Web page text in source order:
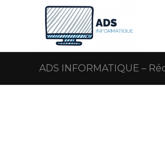
ADS INFORMATIQUE –